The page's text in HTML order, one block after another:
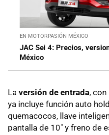
EN MOTORPASIÓN MÉXICO
JAC Sei 4: Precios,
México
La versión de entrada,
ya incluye función auto
quemacocos, llave
pantalla de 10" y freno de